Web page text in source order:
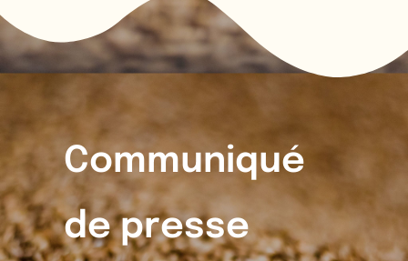
Communiqué
de presse